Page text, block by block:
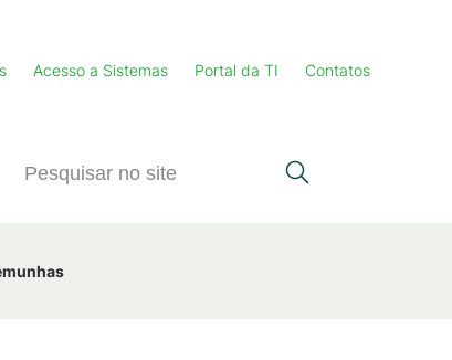
Acesso a Sistemas Portal da TI Contatos